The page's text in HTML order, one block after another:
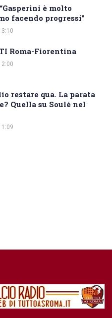
è molto
facendo progressi”
Roma-Fiorentina
restare qua. La parata
Quella su Soulé nel